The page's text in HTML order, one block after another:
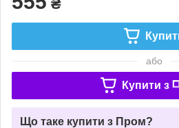
₴
або
Купити з
Що таке купити з Пром?